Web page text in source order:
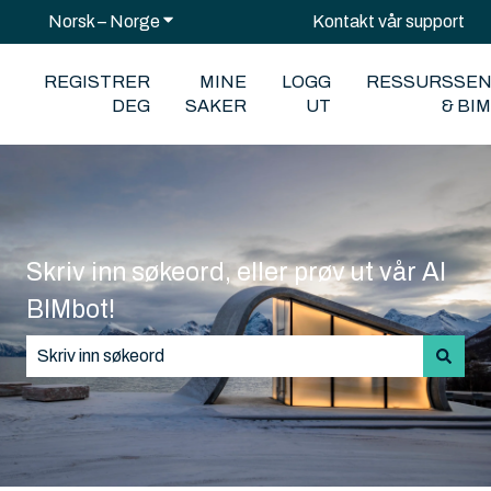
Norsk – NorgeVis undermeny for oversettelser
Kontakt vår support
REGISTRER
DEG
MINE
SAKER
LOGG
UT
&
Skriv inn søkeord, eller prøv ut vår AI
BIMbot!
Det finnes ingen forslag fordi søkefeltet er tomt.